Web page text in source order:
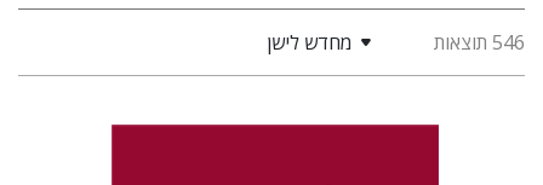
546 תוצאות מחדש לישן